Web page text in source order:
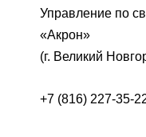
Управление по
«Акрон»
(г. Великий
+7 (816) 227-35-